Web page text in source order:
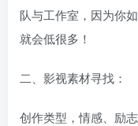
队与工作室，因为你
就会低很多！
二、影视素材寻找：
创作类型，情感、励